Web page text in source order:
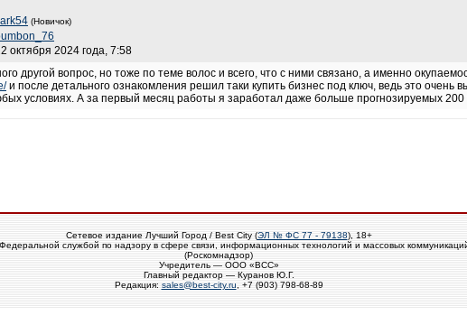
(Новичок)
октября 2024 года, 7:58
другой вопрос, но тоже по теме волос и всего, что с ними связано, а именно
и после детального ознакомления решил таки купить бизнес под ключ, ведь это очень
условиях. А за первый месяц работы я заработал даже больше прогнозируемых 200
Сетевое издание Лучший Город / Best City (ЭЛ № ФС 77 - 79138), 18+
службой по надзору в сфере связи, информационных технологий и массовых
(Роскомнадзор)
Учредитель — ООО «ВСС»
Главный редактор — Куранов Ю.Г.
Редакция: sales@best-city.ru , +7 (903) 798-68-89